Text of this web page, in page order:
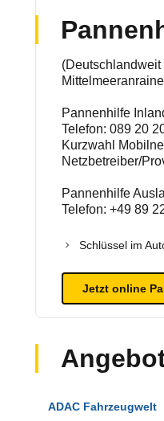
Pannenhilfe
Telefon: 089 20
Kurzwahl
Netzbetreiber/
Pannenhilfe
Telefon: +49 89
Schlüssel im
Jetzt online
ADAC Fahrzeugwelt